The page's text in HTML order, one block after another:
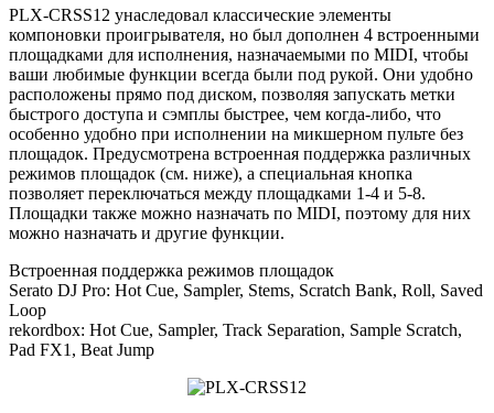
PLX-CRSS12 унаследовал классические элементы
компоновки проигрывателя, но был дополнен 4 встроенными
площадками для исполнения, назначаемыми по MIDI, чтобы
ваши любимые функции всегда были под рукой. Они удобно
расположены прямо под диском, позволяя запускать метки
быстрого доступа и сэмплы быстрее, чем когда-либо, что
особенно удобно при исполнении на микшерном пульте без
площадок. Предусмотрена встроенная поддержка различных
режимов площадок (см. ниже), а специальная кнопка
позволяет переключаться между площадками 1-4 и 5-8.
Площадки также можно назначать по MIDI, поэтому для них
можно назначать и другие функции.
Встроенная поддержка режимов площадок
Serato DJ Pro: Hot Cue, Sampler, Stems, Scratch Bank, Roll, Saved
Loop
rekordbox: Hot Cue, Sampler, Track Separation, Sample Scratch,
Pad FX1, Beat Jump